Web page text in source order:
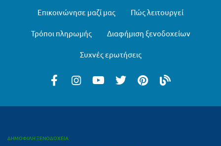
Λίμνη Πλαστήρα
Λουτρά Υπάτης
Επικοινώνησε μαζί μας Πώς λειτουργεί
Τρόποι πληρωμής Διαφήμιση ξενοδοχείων
Συχνές ερωτήσεις
ΔΗΜΟΦΙΛΗ ΞΕΝΟΔΟΧΕΙΑ